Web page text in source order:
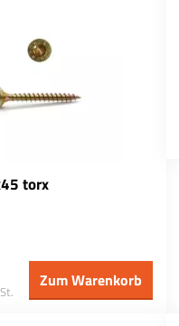
torx
Zum Warenkorb